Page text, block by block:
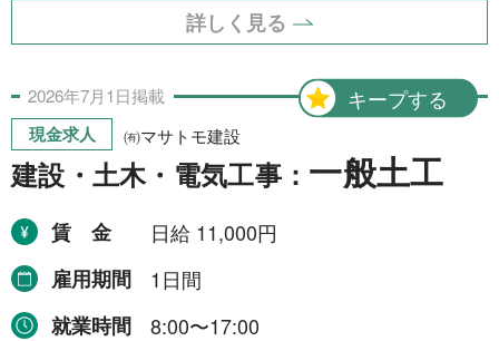
詳しく見る
キープする
2026年7月1日掲載
現金求人 ㈲マサトモ建設
建設・土木・電気工事： 一般土工
賃金
日給 11,000円
雇用期間
1日間
就業時間
8:00〜17:00